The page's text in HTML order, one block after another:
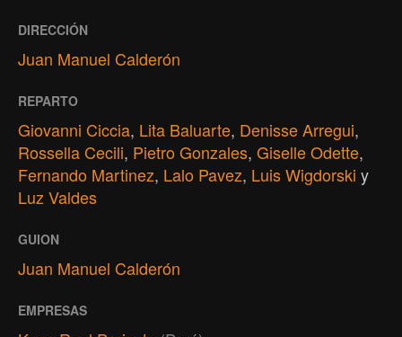
DIRECCIÓN
Juan Manuel Calderón
REPARTO
Giovanni Ciccia, Lita Baluarte, Denisse Arregui,
Rossella Cecili, Pietro Gonzales, Giselle Odette,
Fernando Martinez, Lalo Pavez, Luis Wigdorski y
Luz Valdes
GUION
Juan Manuel Calderón
EMPRESAS